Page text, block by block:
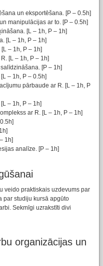
un eksportēšana. [P – 0.5h]
manipulācijas ar to. [P – 0.5h]
[L – 1h, P – 1h]
[L – 1h, P – 1h]
– 1h, P – 1h]
[L – 1h, P – 1h]
[P – 1h]
– 1h, P – 0.5h]
pārbaude ar R. [L – 1h, P
– 1h, P – 1h]
ar R. [L – 1h, P – 1h]
1h]
analīze. [P – 1h]
veido praktiskais uzdevums par
par studiju kursā apgūto
Sekmīgi uzrakstīti divi
organizācijas un